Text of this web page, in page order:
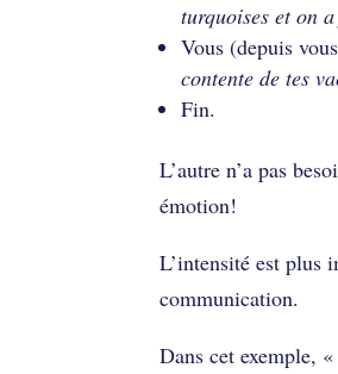
turquoises et on
Vous (depuis
contente de tes
Fin.
L’autre n’a pas
émotion!
L’intensité est plus
communication.
Dans cet exemple,